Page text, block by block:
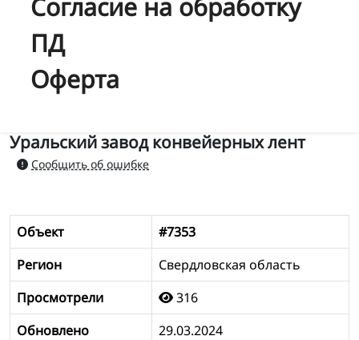
Согласие на обработку
ПД
Оферта
Уральский завод конвейерных лент
Сообщить об ошибке
Объект
#7353
Регион
Свердловская область
Просмотрели
316
Обновлено
29.03.2024